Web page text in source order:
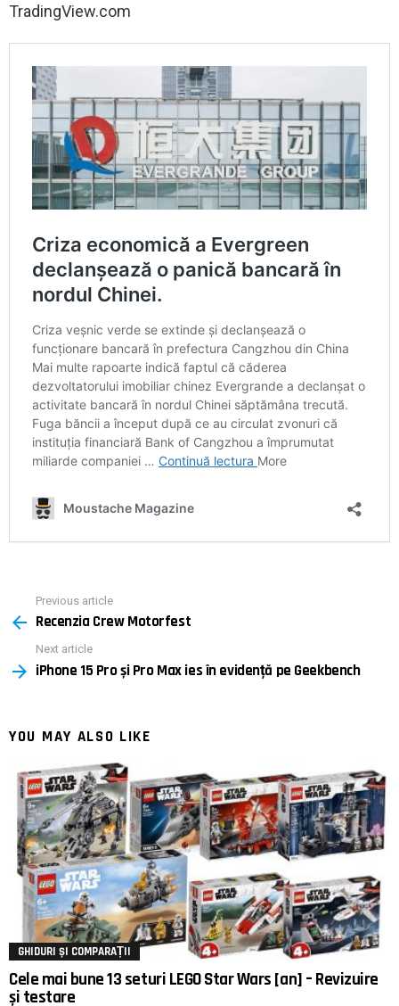
TradingView.com
more
Previous article
Recenzia Crew Motorfest
Next article
iPhone 15 Pro și Pro Max ies în evidență pe Geekbench
YOU MAY ALSO LIKE
GHIDURI ȘI COMPARAȚII
Cele mai bune 13 seturi LEGO Star Wars [an] – Revizuire
și testare